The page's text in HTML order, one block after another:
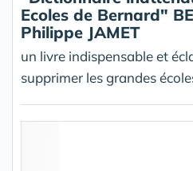
Ecoles de Bernard"
Philippe JAMET
un livre indispensable et
supprimer les grandes